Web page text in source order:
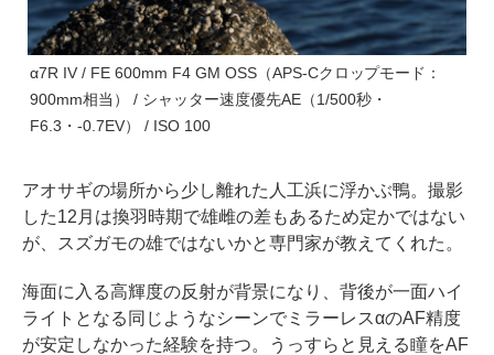
α7R IV / FE 600mm F4 GM OSS（APS-Cクロップモード：
900mm相当） / シャッター速度優先AE（1/500秒・
F6.3・-0.7EV） / ISO 100
アオサギの場所から少し離れた人工浜に浮かぶ鴨。撮影
した12月は換羽時期で雄雌の差もあるため定かではない
が、スズガモの雄ではないかと専門家が教えてくれた。
海面に入る高輝度の反射が背景になり、背後が一面ハイ
ライトとなる同じようなシーンでミラーレスαのAF精度
が安定しなかった経験を持つ。うっすらと見える瞳をAF